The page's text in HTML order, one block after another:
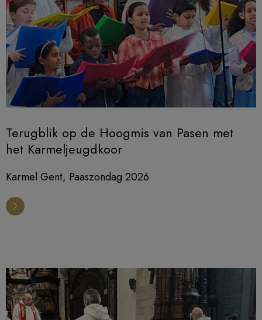
Terugblik op de Hoogmis van Pasen met
het Karmeljeugdkoor
Karmel Gent, Paaszondag 2026